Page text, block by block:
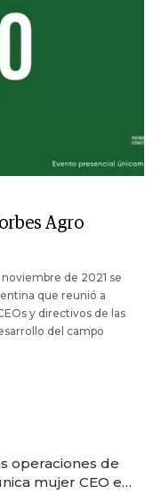
Agro
de 2021 se
que reunió a
y directivos de las
del campo
operaciones de
mujer CEO en